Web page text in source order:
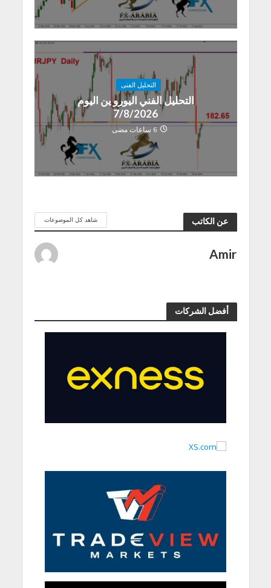
التحليل الفنى
التحليل الفني اليورو ين اليوم
7/8/2026
6 ساعات مضى
عن الكاتب شاهد كل الموضوعات
Amir
أفضل الشركات